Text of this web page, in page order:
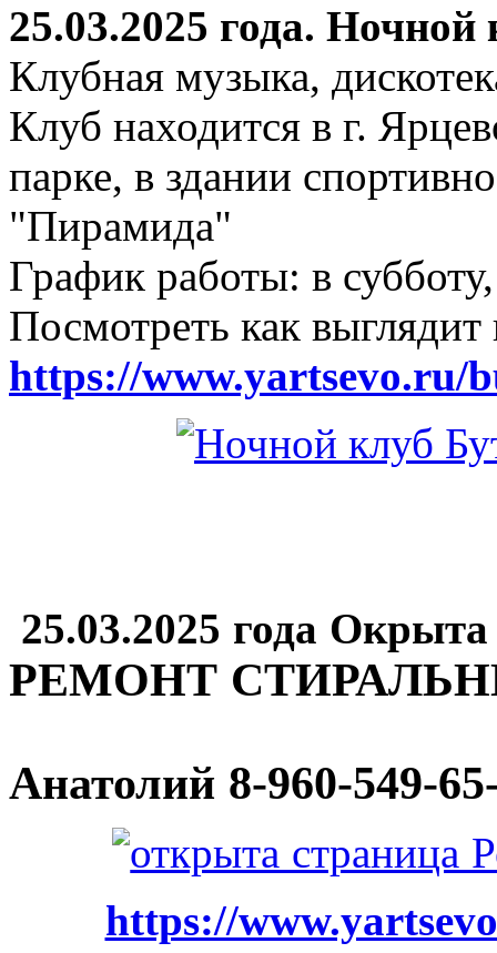
25.03.2025 года.
Клубная музыка,
Клуб находится в г.
парке, в здании
"Пирамида"
График работы: в
Посмотреть как
https://www.yartsevo.ru/
25.03.2025 года
РЕМОНТ
Анатолий 8-960-549-
https://